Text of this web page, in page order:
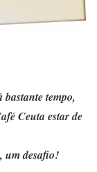
tempo,
Ceuta estar de
um desafio!